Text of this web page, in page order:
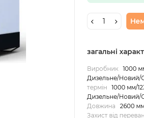
загальні
Виробник
1000
Дизельне/Новий/
термін
1000 мм/
Дизельне/Новий/
Довжина
2600
Захист від